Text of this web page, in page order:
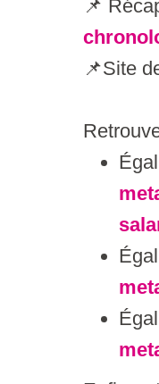
📌
📌Site